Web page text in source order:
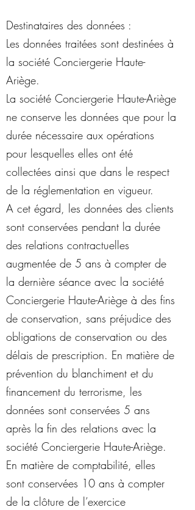
Destinataires des données :
Les données traitées sont destinées à
la société Conciergerie Haute-
Ariège.
La société Conciergerie Haute-Ariège
ne conserve les données que pour la
durée nécessaire aux opérations
pour lesquelles elles ont été
collectées ainsi que dans le respect
de la réglementation en vigueur.
A cet égard, les données des clients
sont conservées pendant la durée
des relations contractuelles
augmentée de 5 ans à compter de
la dernière séance avec la société
Conciergerie Haute-Ariège à des fins
de conservation, sans préjudice des
obligations de conservation ou des
délais de prescription. En matière de
prévention du blanchiment et du
financement du terrorisme, les
données sont conservées 5 ans
après la fin des relations avec la
société Conciergerie Haute-Ariège.
En matière de comptabilité, elles
sont conservées 10 ans à compter
de la clôture de l’exercice